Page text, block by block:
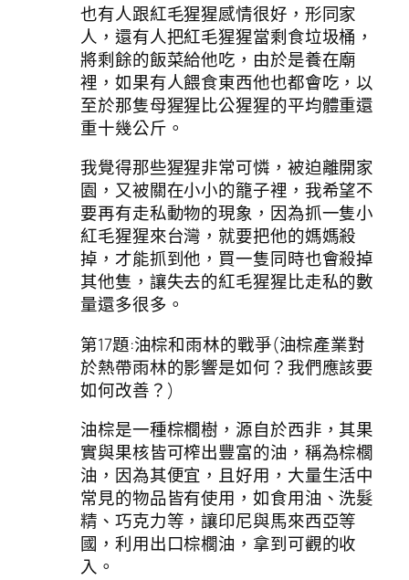
也有人跟紅毛猩猩感情很好，形同家
人，還有人把紅毛猩猩當剩食垃圾桶，
將剩餘的飯菜給他吃，由於是養在廟
裡，如果有人餵食東西他也都會吃，以
至於那隻母猩猩比公猩猩的平均體重還
重十幾公斤。
我覺得那些猩猩非常可憐，被迫離開家
園，又被關在小小的籠子裡，我希望不
要再有走私動物的現象，因為抓一隻小
紅毛猩猩來台灣，就要把他的媽媽殺
掉，才能抓到他，買一隻同時也會殺掉
其他隻，讓失去的紅毛猩猩比走私的數
量還多很多。
第17題:油棕和雨林的戰爭(油棕產業對
於熱帶雨林的影響是如何？我們應該要
如何改善？)
油棕是一種棕櫚樹，源自於西非，其果
實與果核皆可榨出豐富的油，稱為棕櫚
油，因為其便宜，且好用，大量生活中
常見的物品皆有使用，如食用油、洗髮
精、巧克力等，讓印尼與馬來西亞等
國，利用出口棕櫚油，拿到可觀的收
入。